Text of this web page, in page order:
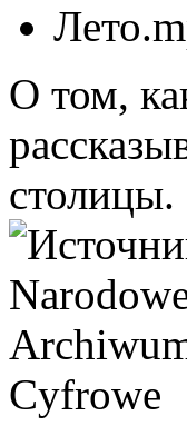
О том,
столицы.